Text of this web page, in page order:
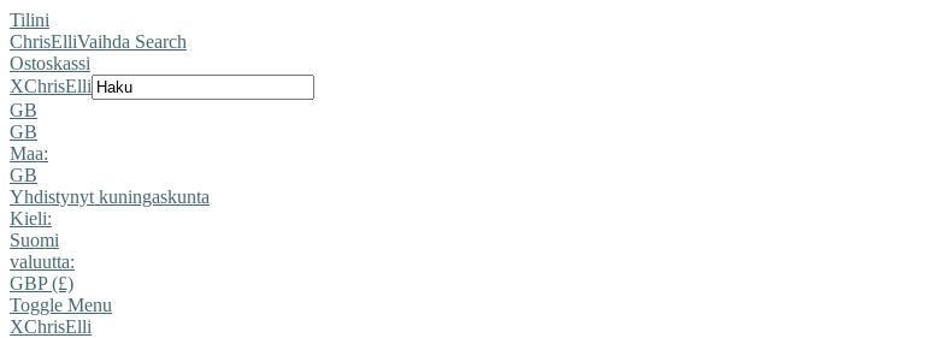
Tilini
ChrisElliVaihda Search
Ostoskassi
XChrisElli
GB
GB
Maa:
GB
Yhdistynyt kuningaskunta
Kieli:
Suomi
valuutta:
GBP (£)
Toggle Menu
XChrisElli